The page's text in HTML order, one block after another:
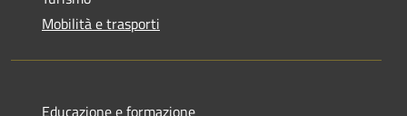
Mobilità e trasporti
Educazione e formazione